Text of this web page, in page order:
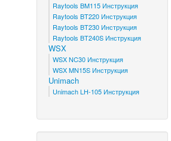
Raytools BM115 Инструкция
Raytools BT220 Инструкция
Raytools BT230 Инструкция
Raytools BT240S Инструкция
WSX
WSX NC30 Инструкция
WSX MN15S Инструкция
Unimach
Unimach LH-105 Инструкция